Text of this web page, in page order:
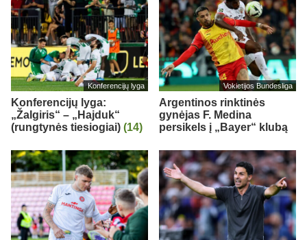
Konferencijų lyga
Konferencijų lyga:
„Žalgiris“ – „Hajduk“
(rungtynės tiesiogiai) (14)
Vokietijos Bundesliga
Argentinos rinktinės
gynėjas F. Medina
persikels į „Bayer“ klubą